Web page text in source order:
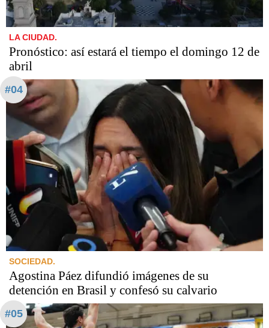
LA CIUDAD.
Pronóstico: así estará el tiempo el domingo 12 de
abril
#04
SOCIEDAD.
Agostina Páez difundió imágenes de su
detención en Brasil y confesó su calvario
#05